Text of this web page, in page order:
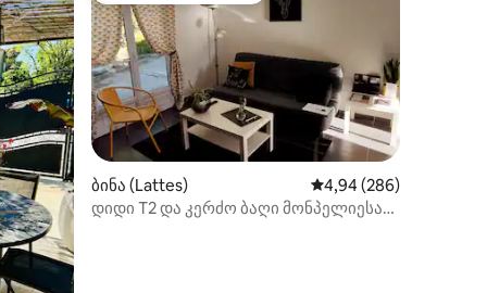
ბინა (Lattes) საშუალო შეფასებაა
4,94 (286)
დიდი T2 და კერძო ბაღი მონპელიესა